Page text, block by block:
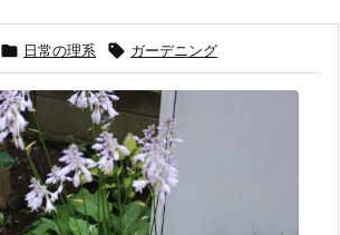
 日常の理系  ガーデニング